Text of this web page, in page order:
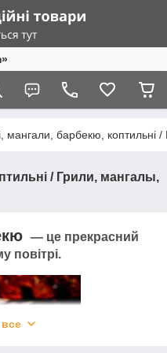
мангали, барбекю,
/ Грили, мангалы,
— це прекрасний
повітрі.